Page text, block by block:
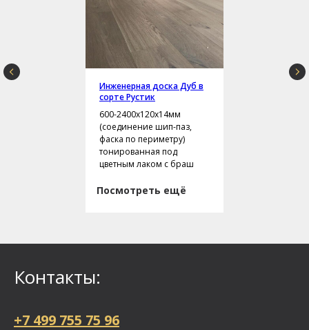
Инженерная доска Дуб в
сорте Рустик
600-2400х120х14мм
(соединение шип-паз,
фаска по периметру)
тонированная под
цветным лаком с браш
Посмотреть ещё
Контакты:
+7 499 755 75 96